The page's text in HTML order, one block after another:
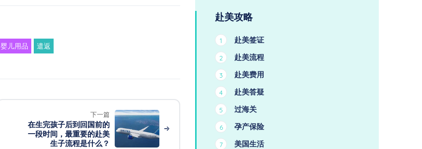
婴儿用品 遣返
下一篇
在生完孩子后到回国前的
一段时间，最重要的赴美
生子流程是什么？
赴美攻略
1 赴美签证
2 赴美流程
3 赴美费用
4 赴美答疑
5 过海关
6 孕产保险
7 美国生活